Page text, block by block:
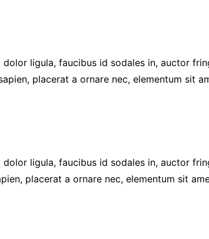
ligula, faucibus id sodales in, auctor
placerat a ornare nec, elementum sit
ligula, faucibus id sodales in, auctor
placerat a ornare nec, elementum sit